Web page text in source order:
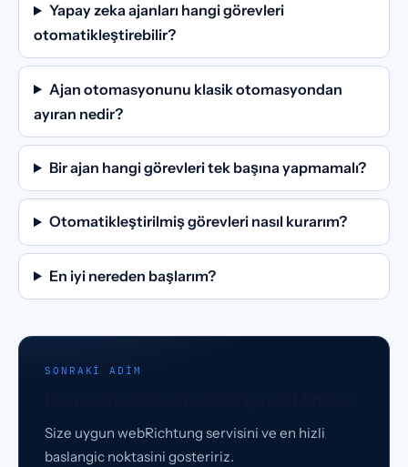
Yapay zeka ajanları hangi görevleri
otomatikleştirebilir?
Ajan otomasyonunu klasik otomasyondan
ayıran nedir?
Bir ajan hangi görevleri tek başına yapmamalı?
Otomatikleştirilmiş görevleri nasıl kurarım?
En iyi nereden başlarım?
SONRAKI ADIM
Size uygun webRichtung servisini ve en hizli
baslangic noktasini gosteririz.